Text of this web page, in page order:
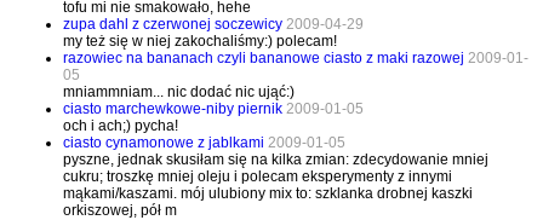
tofu mi nie smakowało, hehe
zupa dahl z czerwonej soczewicy 2009-04-29
my też się w niej zakochaliśmy:) polecam!
razowiec na bananach czyli bananowe ciasto z maki razowej 2009-01-
05
mniammniam... nic dodać nic ująć:)
ciasto marchewkowe-niby piernik 2009-01-05
och i ach;) pycha!
ciasto cynamonowe z jablkami 2009-01-05
pyszne, jednak skusiłam się na kilka zmian: zdecydowanie mniej
cukru; troszkę mniej oleju i polecam eksperymenty z innymi
mąkami/kaszami. mój ulubiony mix to: szklanka drobnej kaszki
orkiszowej, pół m